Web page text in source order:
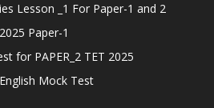
Lesson _1 For Paper-1 and 2
Paper-1
for PAPER_2 TET 2025
Mock Test